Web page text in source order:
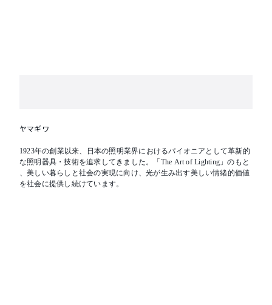
ヤマギワ
1923年の創業以来、日本の照明業界におけるパイオニアとして革新的
な照明器具・技術を追求してきました。「The Art of Lighting」のもと
、美しい暮らしと社会の実現に向け、光が生み出す美しい情緒的価値
を社会に提供し続けています。